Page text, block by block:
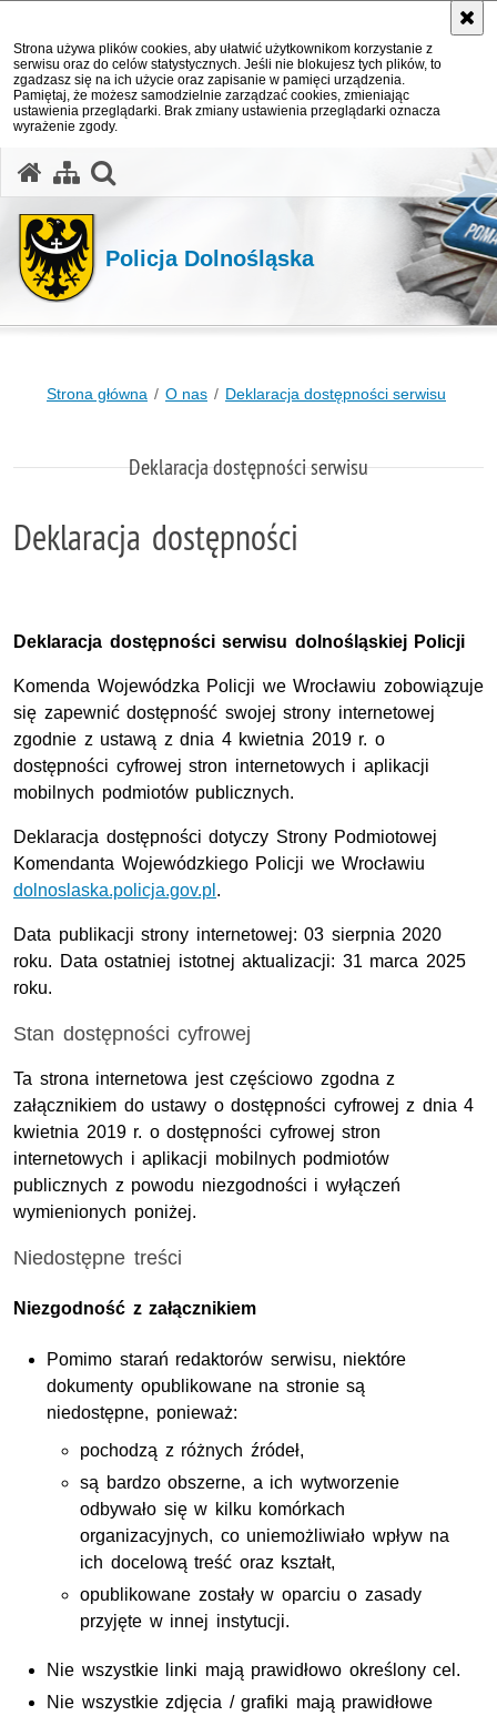
Strona używa plików cookies, aby ułatwić użytkownikom korzystanie z
serwisu oraz do celów statystycznych. Jeśli nie blokujesz tych plików, to
zgadzasz się na ich użycie oraz zapisanie w pamięci urządzenia.
Pamiętaj, że możesz samodzielnie zarządzać cookies, zmieniając
ustawienia przeglądarki. Brak zmiany ustawienia przeglądarki oznacza
wyrażenie zgody.
Policja Dolnośląska
Strona główna O nas Deklaracja dostępności serwisu
Deklaracja dostępności serwisu
Deklaracja dostępności
Deklaracja dostępności serwisu dolnośląskiej Policji
Komenda Wojewódzka Policji we Wrocławiu zobowiązuje
się zapewnić dostępność swojejstrony internetowej
zgodnie z ustawą z dnia 4 kwietnia 2019 r. o
dostępności cyfrowej stron internetowych i aplikacji
mobilnych podmiotów publicznych.
Deklaracja dostępności dotyczy Strony Podmiotowej
Komendanta Wojewódzkiego Policji we Wrocławiu
dolnoslaska.policja.gov.pl .
Data publikacji strony internetowej:03 sierpnia 2020
roku. Data ostatniej istotnej aktualizacji: 31 marca 2025
roku.
Stan dostępności cyfrowej
Ta strona internetowa jest częściowo zgodna z
załącznikiem do ustawy o dostępności cyfrowej z dnia 4
kwietnia 2019 r. o dostępności cyfrowej stron
internetowych i aplikacji mobilnych podmiotów
publicznych z powodu niezgodności i wyłączeń
wymienionych poniżej.
Niedostępne treści
Niezgodność z załącznikiem
Pomimo starań redaktorów serwisu, niektóre
dokumenty opublikowane na stronie są
niedostępne, ponieważ:
pochodzą z różnych źródeł,
są bardzo obszerne, a ich wytworzenie
odbywało się w kilku komórkach
organizacyjnych, co uniemożliwiało wpływ na
ich docelową treść oraz kształt,
opublikowane zostały w oparciu o zasady
przyjęte w innej instytucji.
Nie wszystkie linki mają prawidłowo określony cel.
Nie wszystkie zdjęcia / grafiki mają prawidłowe